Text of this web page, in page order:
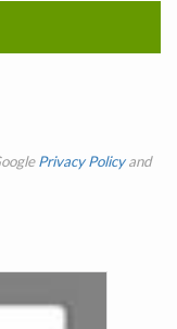
Privacy Policyand